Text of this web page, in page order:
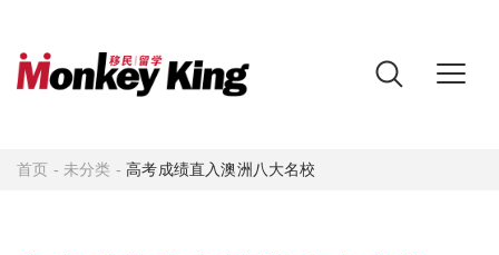
首页 - 未分类 -高考成绩直入澳洲八大名校